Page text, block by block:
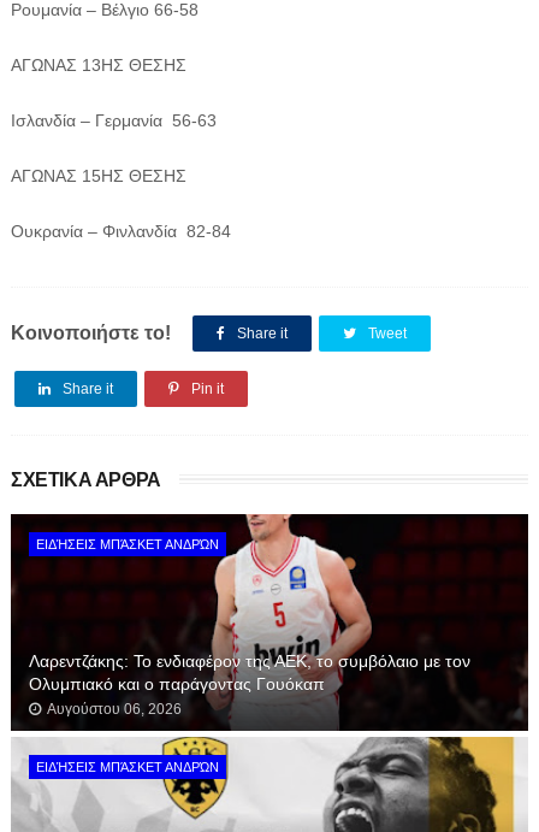
Ρουμανία – Βέλγιο 66-58
ΑΓΩΝΑΣ 13ΗΣ ΘΕΣΗΣ
Ισλανδία – Γερμανία 56-63
ΑΓΩΝΑΣ 15ΗΣ ΘΕΣΗΣ
Ουκρανία – Φινλανδία 82-84
Κοινοποιήστε το! Share it Tweet
Share it Pin it
ΣΧΕΤΙΚΑ ΑΡΘΡΑ
ΕΙΔΉΣΕΙΣ ΜΠΆΣΚΕΤ ΑΝΔΡΏΝ
Λαρεντζάκης: Το ενδιαφέρον της ΑΕΚ, το συμβόλαιο με τον
Ολυμπιακό και ο παράγοντας Γουόκαπ
Αυγούστου 06, 2026
ΕΙΔΉΣΕΙΣ ΜΠΆΣΚΕΤ ΑΝΔΡΏΝ